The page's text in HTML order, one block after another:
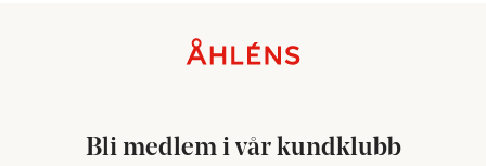
Bli medlem i vår kundklubb